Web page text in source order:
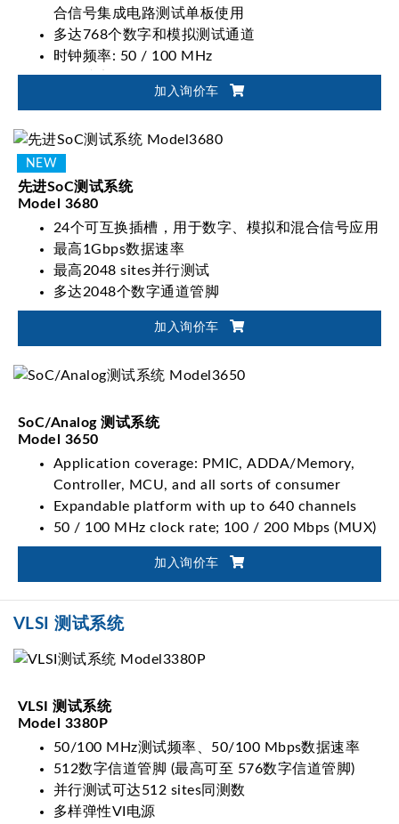
合信号集成电路测试单板使用
多达768个数字和模拟测试通道
时钟频率: 50 / 100 MHz
数据速率: 100 / 200 Mbps (MUX)
加入询价车
先进SoC测试系统
Model 3680
24个可互换插槽，用于数字、模拟和混合信号应用
最高1Gbps数据速率
最高2048 sites并行测试
多达2048个数字通道管脚
加入询价车
SoC/Analog 测试系统
Model 3650
Application coverage: PMIC, ADDA/Memory,
Controller, MCU, and all sorts of consumer
Expandable platform with up to 640 channels
50 / 100 MHz clock rate; 100 / 200 Mbps (MUX)
data rate
Varieties of high density options, ranging from
加入询价车
VLSI 测试系统
VLSI 测试系统
Model 3380P
50/100 MHz测试频率、50/100 Mbps数据速率
512数字信道管脚 (最高可至 576数字信道管脚)
并行测试可达512 sites同测数
多样弹性VI电源